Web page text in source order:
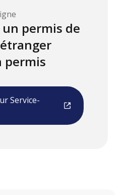
un permis de
permis
Service-